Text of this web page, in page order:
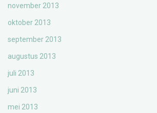
november 2013
oktober 2013
september 2013
augustus 2013
juli 2013
juni 2013
mei 2013